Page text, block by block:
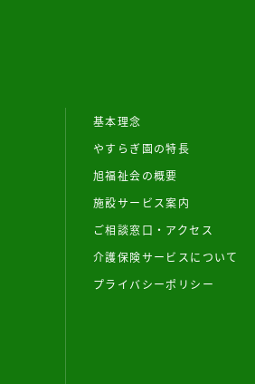
基本理念
やすらぎ園の特長
旭福祉会の概要
施設サービス案内
ご相談窓口・アクセス
介護保険サービスについて
プライバシーポリシー